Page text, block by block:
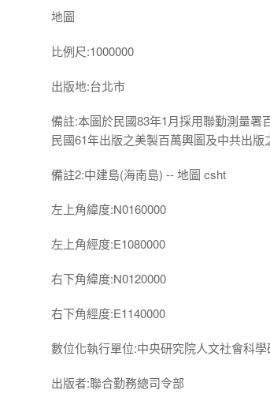
地圖
比例尺:1000000
出版地:台北市
備註:本圖於民國83年1月採用聯勤測量署
民國61年出版之美製百萬輿圖及中共出
備註2:中建島(海南島) -- 地圖 csht
左上角緯度:N0160000
左上角經度:E1080000
右下角緯度:N0120000
右下角經度:E1140000
數位化執行單位:中央研究院人文社會科
出版者:聯合勤務總司令部